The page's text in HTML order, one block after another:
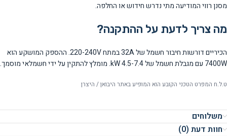
מסנן רווי המודיעה מתי נדרש חידוש או החלפה.
מה צריך לדעת על ההתקנה?
הכיריים דורשות חיבור חשמל של 32A במתח 220-240V. ההספק המושקע הוא
7400W עם מגבלת חשמל של 4.5-7.4 kW. מומלץ להתקין על ידי חשמלאי מוסמך.
ט.ל.ח המפרט הטכני הקובע הוא המופיע באתר היבואן / היצרן
משלוחים
חוות דעת (0)